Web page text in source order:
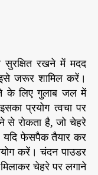
रखने में मदद
जरूर शामिल करें।
के लिए गुलाब जल में
प्रयोग त्वचा पर
से रोकता है, जो चेहरे
फेसपैक तैयार कर
करें। चंदन पाउडर
चेहरे पर लगाने